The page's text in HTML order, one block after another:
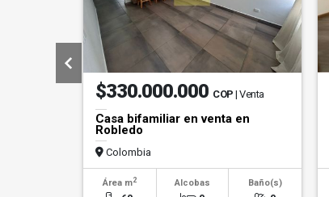
$330.000.000 COP | Venta
Casa bifamiliar en venta en
Robledo
Colombia
Área m2 Alcobas Baño(s)